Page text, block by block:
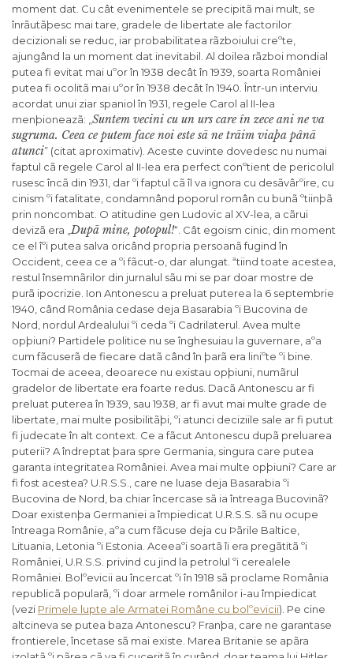
moment dat. Cu cât evenimentele se precipitã mai mult, se
înrãutãþesc mai tare, gradele de libertate ale factorilor
decizionali se reduc, iar probabilitatea rãzboiului creºte,
ajungând la un moment dat inevitabil. Al doilea rãzboi mondial
putea fi evitat mai uºor în 1938 decât în 1939, soarta României
putea fi ocolitã mai uºor în 1938 decât în 1940. Într-un interviu
acordat unui ziar spaniol în 1931, regele Carol al II-lea
menþioneazã: „ Suntem vecini cu un urs care în zece ani ne va
sugruma. Ceea ce putem face noi este sã ne trãim viaþa pânã
atunci” (citat aproximativ). Aceste cuvinte dovedesc nu numai
faptul cã regele Carol al II-lea era perfect conºtient de pericolul
rusesc încã din 1931, dar ºi faptul cã îl va ignora cu desãvârºire, cu
cinism ºi fatalitate, condamnând poporul român cu bunã ºtiinþã
prin noncombat. O atitudine gen Ludovic al XV-lea, a cãrui
devizã era „ Dupã mine, potopul!“. Cât egoism cinic, din moment
ce el îºi putea salva oricând propria persoanã fugind în
Occident, ceea ce a ºi fãcut-o, dar alungat. ªtiind toate acestea,
restul însemnãrilor din jurnalul sãu mi se par doar mostre de
purã ipocrizie. Ion Antonescu a preluat puterea la 6 septembrie
1940, când România cedase deja Basarabia ºi Bucovina de
Nord, nordul Ardealului ºi ceda ºi Cadrilaterul. Avea multe
opþiuni? Partidele politice nu se înghesuiau la guvernare, aºa
cum fãcuserã de fiecare datã când în þarã era liniºte ºi bine.
Tocmai de aceea, deoarece nu existau opþiuni, numãrul
gradelor de libertate era foarte redus. Dacã Antonescu ar fi
preluat puterea în 1939, sau 1938, ar fi avut mai multe grade de
libertate, mai multe posibilitãþi, ºi atunci deciziile sale ar fi putut
fi judecate în alt context. Ce a fãcut Antonescu dupã preluarea
puterii? A îndreptat þara spre Germania, singura care putea
garanta integritatea României. Avea mai multe opþiuni? Care ar
fi fost acestea? U.R.S.S., care ne luase deja Basarabia ºi
Bucovina de Nord, ba chiar încercase sã ia întreaga Bucovinã?
Doar existenþa Germaniei a împiedicat U.R.S.S. sã nu ocupe
întreaga Românie, aºa cum fãcuse deja cu Þãrile Baltice,
Lituania, Letonia ºi Estonia. Aceeaºi soartã îi era pregãtitã ºi
României, U.R.S.S. privind cu jind la petrolul ºi cerealele
României. Bolºevicii au încercat ºi în 1918 sã proclame România
republicã popularã, ºi doar armele românilor i-au împiedicat
(vezi Primele lupte ale Armatei Române cu bolºevicii). Pe cine
altcineva se putea baza Antonescu? Franþa, care ne garantase
frontierele, încetase sã mai existe. Marea Britanie se apãra